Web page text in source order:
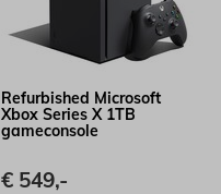
Refurbished Microsoft
Xbox Series X 1TB
gameconsole
€ 549,-